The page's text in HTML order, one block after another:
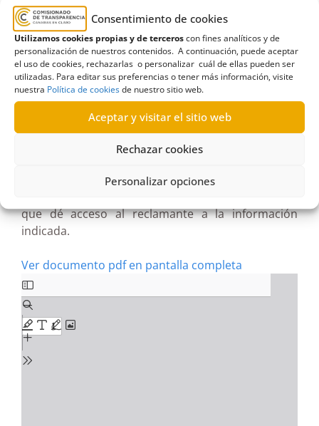
Consentimiento de cookies
Utilizamos cookies propias y de terceroscon fines analíticos y de
personalización de nuestros contenidos. A continuación, puede aceptar
el uso de cookies, rechazarlas o personalizar cuál de ellas pueden ser
utilizadas. Para editar sus preferencias o tener más información, visite
nuestra Política de cookiesde nuestro sitio web.
Aceptar y visitar el sitio web
Rechazar cookies
Personalizar opciones
reclamación. La información a aportar al
reclamante es la relativa a la justificación de los
gastos, bien a través de un detalle suficiente del
concepto de los mismos, o bien a través de copia
de la documentación que da soporte al gasto
(facturas y posibles notas, presupuestos o
informes del procedimiento: lo que corresponda
conforme al manual de normas y procedimiento
de la sociedad ). En todo caso, deberá figurar la
requerir a la Sociedad SPET Turismo de Tenerife
que dé acceso al reclamante a la información
indicada.
Ver documento pdf en pantalla completa